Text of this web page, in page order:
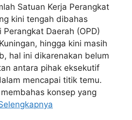
Satuan Kerja Perangkat
kini tengah dibahas
Perangkat Daerah (OPD)
hingga kini masih
hal ini dikarenakan belum
antara pihak eksekutif
mencapai titik temu.
konsep yang